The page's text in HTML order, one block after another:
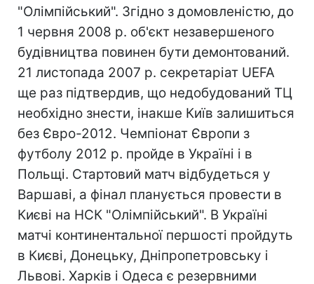
"Олімпійський". Згідно з домовленістю, до
1 червня 2008 р. об'єкт незавершеного
будівництва повинен бути демонтований.
21 листопада 2007 р. секретаріат UEFA
ще раз підтвердив, що недобудований ТЦ
необхідно знести, інакше Київ залишиться
без Євро-2012. Чемпіонат Європи з
футболу 2012 р. пройде в Україні і в
Польщі. Стартовий матч відбудеться у
Варшаві, а фінал планується провести в
Києві на НСК "Олімпійський". В Україні
матчі континентальної першості пройдуть
в Києві, Донецьку, Дніпропетровську і
Львові. Харків і Одеса є резервними